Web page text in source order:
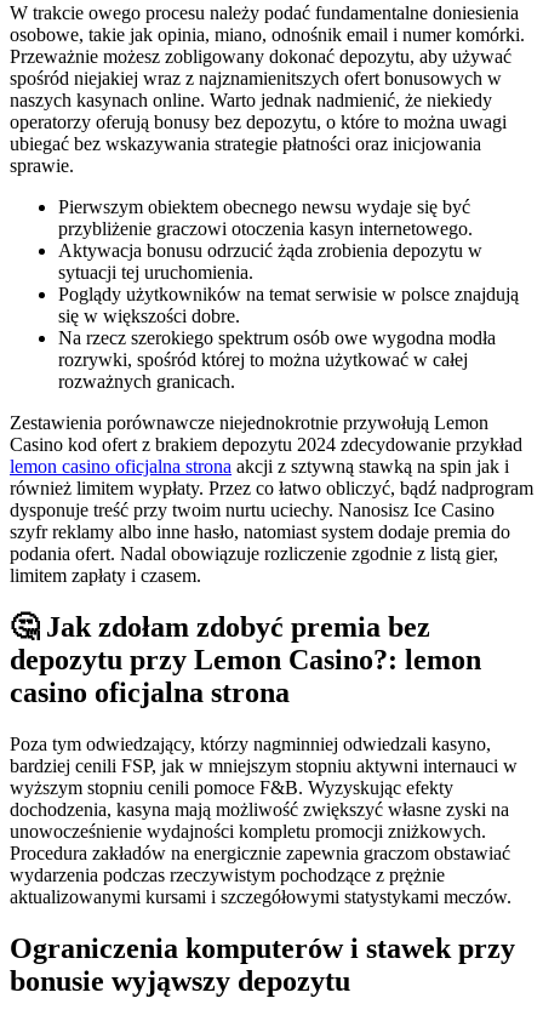
W trakcie owego procesu należy podać fundamentalne doniesienia
osobowe, takie jak opinia, miano, odnośnik email i numer komórki.
Przeważnie możesz zobligowany dokonać depozytu, aby używać
spośród niejakiej wraz z najznamienitszych ofert bonusowych w
naszych kasynach online. Warto jednak nadmienić, że niekiedy
operatorzy oferują bonusy bez depozytu, o które to można uwagi
ubiegać bez wskazywania strategie płatności oraz inicjowania
sprawie.
Pierwszym obiektem obecnego newsu wydaje się być
przybliżenie graczowi otoczenia kasyn internetowego.
Aktywacja bonusu odrzucić żąda zrobienia depozytu w
sytuacji tej uruchomienia.
Poglądy użytkowników na temat serwisie w polsce znajdują
się w większości dobre.
Na rzecz szerokiego spektrum osób owe wygodna modła
rozrywki, spośród której to można użytkować w całej
rozważnych granicach.
Zestawienia porównawcze niejednokrotnie przywołują Lemon
Casino kod ofert z brakiem depozytu 2024 zdecydowanie przykład
lemon casino oficjalna strona akcji z sztywną stawką na spin jak i
również limitem wypłaty. Przez co łatwo obliczyć, bądź nadprogram
dysponuje treść przy twoim nurtu uciechy. Nanosisz Ice Casino
szyfr reklamy albo inne hasło, natomiast system dodaje premia do
podania ofert. Nadal obowiązuje rozliczenie zgodnie z listą gier,
limitem zapłaty i czasem.
🤔 Jak zdołam zdobyć premia bez
depozytu przy Lemon Casino?: lemon
casino oficjalna strona
Poza tym odwiedzający, którzy nagminniej odwiedzali kasyno,
bardziej cenili FSP, jak w mniejszym stopniu aktywni internauci w
wyższym stopniu cenili pomoce F&B. Wyzyskując efekty
dochodzenia, kasyna mają możliwość zwiększyć własne zyski na
unowocześnienie wydajności kompletu promocji zniżkowych.
Procedura zakładów na energicznie zapewnia graczom obstawiać
wydarzenia podczas rzeczywistym pochodzące z prężnie
aktualizowanymi kursami i szczegółowymi statystykami meczów.
Ograniczenia komputerów i stawek przy
bonusie wyjąwszy depozytu